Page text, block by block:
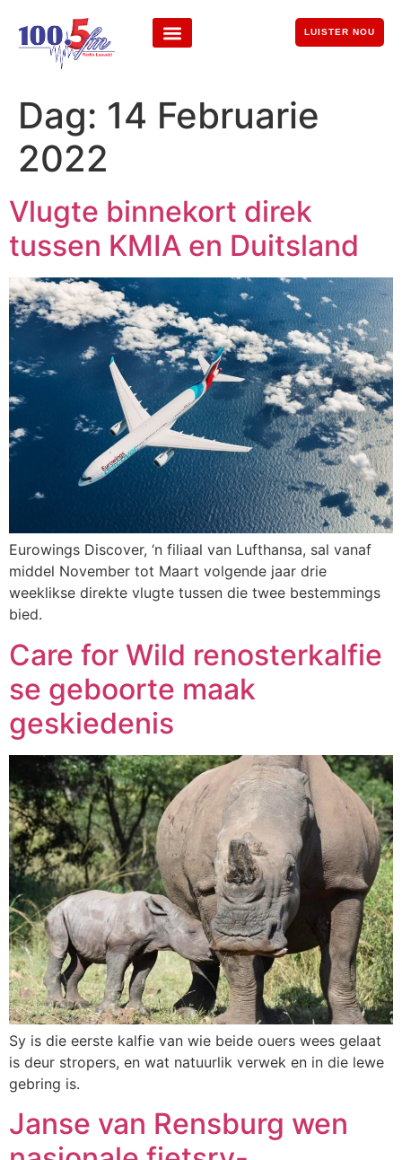
LUISTER NOU
Dag: 14 Februarie
2022
Vlugte binnekort direk
tussen KMIA en Duitsland
Eurowings Discover, ‘n filiaal van Lufthansa, sal vanaf
middel November tot Maart volgende jaar drie
weeklikse direkte vlugte tussen die twee bestemmings
bied.
Care for Wild renosterkalfie
se geboorte maak
geskiedenis
Sy is die eerste kalfie van wie beide ouers wees gelaat
is deur stropers, en wat natuurlik verwek en in die lewe
gebring is.
Janse van Rensburg wen